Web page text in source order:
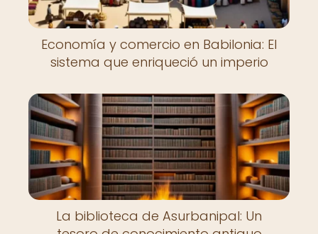
Economía y comercio en Babilonia: El
sistema que enriqueció un imperio
La biblioteca de Asurbanipal: Un